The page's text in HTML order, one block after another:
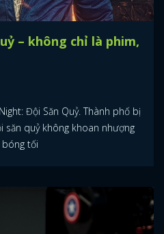
– không chỉ là phim,
Đội Săn Quỷ. Thành phố bị
săn quỷ không khoan nhượng
bóng tối